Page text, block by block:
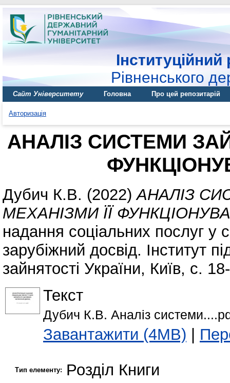
Інституційний
Рівненського
Сайт Університету Головна Про цей репозитарій
Авторизація
АНАЛІЗ СИСТЕМИ
Дубич К.В. (2022)АНАЛІЗ
МЕХАНІЗМИ ЇЇ
надання соціальних послуг у
зарубіжний досвід. Інститут
зайнятості України, Київ, с.
Текст
Дубич К.В. Аналіз
Завантажити (4MB) |
Тип елементу: Розділ Книги